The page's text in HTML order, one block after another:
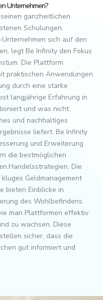
Unternehmen?
ganzheitlichen
Schulungen.
sich auf den
legt Be Infinity den Fokus
Die Plattform
praktischen Anwendungen
durch eine starke
langjährige Erfahrung in
und was nicht.
und nachhaltiges
liefert. Be Infinity
und Erweiterung
die bestmöglichen
Die
Geldmanagement
bieten Einblicke in
des Wohlbefindens.
man Plattformen effektiv
zu wachsen. Diese
sicher, dass die
gut informiert und